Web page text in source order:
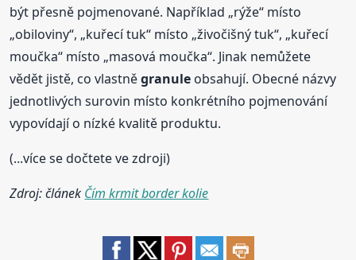
být přesně pojmenované. Například „rýže“ místo
„obiloviny“, „kuřecí tuk“ místo „živočišný tuk“, „kuřecí
moučka“ místo „masová moučka“. Jinak nemůžete
vědět jistě, co vlastněgranule obsahují. Obecné názvy
jednotlivých surovin místo konkrétního pojmenování
vypovídají o nízké kvalitě produktu.
(...více se dočtete ve zdroji)
Zdroj: článek Čím krmit border kolie